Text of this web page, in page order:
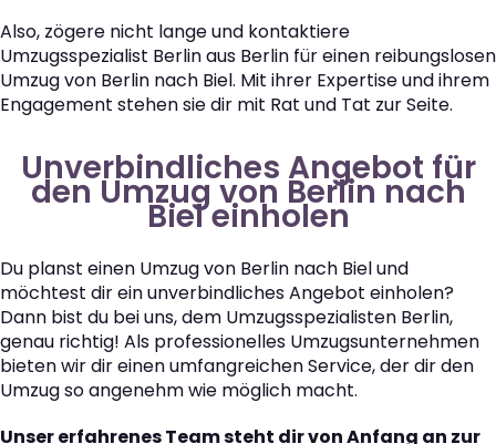
Also, zögere nicht lange und kontaktiere
Umzugsspezialist Berlin aus Berlin für einen reibungslosen
Umzug von Berlin nach Biel. Mit ihrer Expertise und ihrem
Engagement stehen sie dir mit Rat und Tat zur Seite.
Unverbindliches Angebot für
den Umzug von Berlin nach
Biel einholen
Du planst einen Umzug von Berlin nach Biel und
möchtest dir ein unverbindliches Angebot einholen?
Dann bist du bei uns, dem Umzugsspezialisten Berlin,
genau richtig! Als professionelles Umzugsunternehmen
bieten wir dir einen umfangreichen Service, der dir den
Umzug so angenehm wie möglich macht.
Unser erfahrenes Team steht dir von Anfang an zur